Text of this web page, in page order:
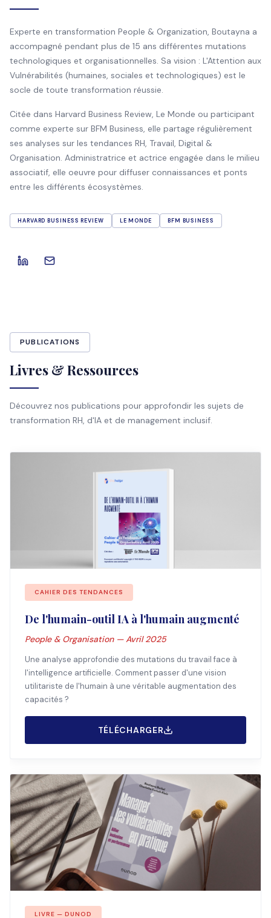
Experte en transformation People & Organization, Boutayna a
accompagné pendant plus de 15 ans différentes mutations
technologiques et organisationnelles. Sa vision : L'Attention aux
Vulnérabilités (humaines, sociales et technologiques) est le
socle de toute transformation réussie.
Citée dans Harvard Business Review, Le Monde ou participant
comme experte sur BFM Business, elle partage régulièrement
ses analyses sur les tendances RH, Travail, Digital &
Organisation. Administratrice et actrice engagée dans le milieu
associatif, elle oeuvre pour diffuser connaissances et ponts
entre les différents écosystèmes.
HARVARD BUSINESS REVIEW LE MONDE BFM BUSINESS
PUBLICATIONS
Livres & Ressources
Découvrez nos publications pour approfondir les sujets de
transformation RH, d'IA et de management inclusif.
CAHIER DES TENDANCES
De l'humain-outil IA à l'humain augmenté
People & Organisation — Avril 2025
Une analyse approfondie des mutations du travail face à
l'intelligence artificielle. Comment passer d'une vision
utilitariste de l'humain à une véritable augmentation des
capacités ?
TÉLÉCHARGER
LIVRE — DUNOD